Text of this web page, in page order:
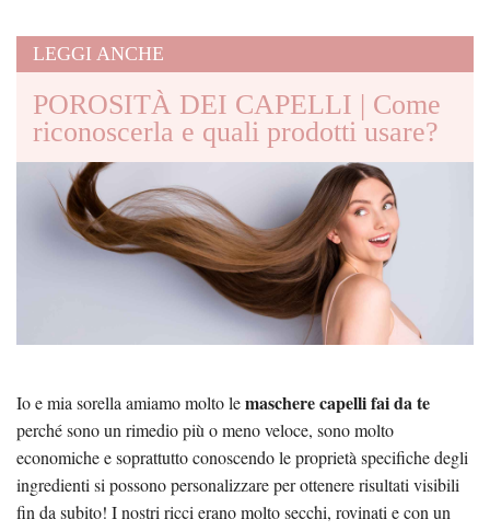
LEGGI ANCHE
POROSITÀ DEI CAPELLI | Come
riconoscerla e quali prodotti usare?
Io e mia sorella amiamo molto lemaschere capelli fai da te
perché sono un rimedio più o meno veloce, sono molto
economiche e soprattutto conoscendo le proprietà specifiche degli
ingredienti si possono personalizzare per ottenere risultati visibili
fin da subito! I nostri ricci erano molto secchi, rovinati e con un